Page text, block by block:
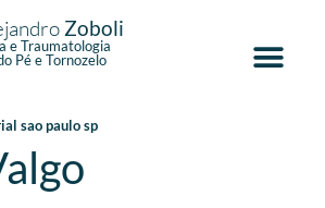
Zoboli
e Traumatologia
Pé e Tornozelo
sao paulo sp